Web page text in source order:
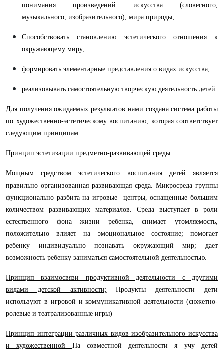
понимания произведений искусства (словесного,
музыкального, изобразительного), мира природы;
Способствовать становлению эстетического отношения к
окружающему миру;
формировать элементарные представления о видах искусства;
реализовывать самостоятельную творческую деятельность детей.
Для получения ожидаемых результатов нами создана система работы
по художественно-эстетическому воспитанию, которая соответствует
следующим принципам:
Принцип эстетизации предметно-развивающей среды.
Мощным средством эстетического воспитания детей является
правильно организованная развивающая среда. Микросреда группы
функционально разбита на игровые центры, оснащенные большим
количеством развивающих материалов. Среда выступает в роли
естественного фона жизни ребенка, снимает утомляемость,
положительно влияет на эмоциональное состояние; помогает
ребенку индивидуально познавать окружающий мир; дает
возможность ребенку заниматься самостоятельной деятельностью.
Принцип взаимосвязи продуктивной деятельности с другими
видами детской активности; Продукты деятельности дети
используют в игровой и коммуникативной деятельности (сюжетно-
ролевые и театрализованные игры)
Принцип интеграции различных видов изобразительного искусства
и художественной На совместной деятельности я учу детей